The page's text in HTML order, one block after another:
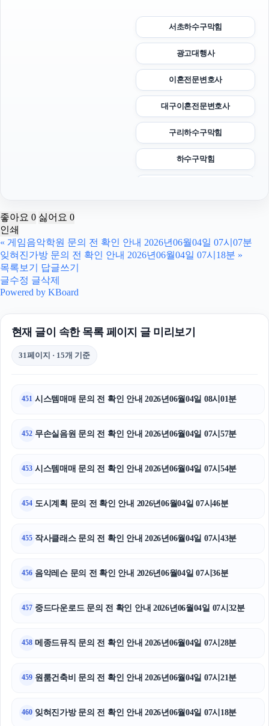
서초하수구막힘
광고대행사
이혼전문변호사
대구이혼전문변호사
구리하수구막힘
하수구막힘
병원마케팅
네이버 검색광고
안산피부과
이혼전문변호사
좋아요 0 싫어요 0
인쇄
« 게임음악학원 문의 전 확인 안내 2026년06월04일 07시07분
잊혀진가방 문의 전 확인 안내 2026년06월04일 07시18분 »
목록보기
답글쓰기
글수정 글삭제
Powered by KBoard
현재 글이 속한 목록 페이지 글 미리보기
31페이지 · 15개 기준
451 시스템매매 문의 전 확인 안내 2026년06월04일 08시01분
452 무손실음원 문의 전 확인 안내 2026년06월04일 07시57분
453 시스템매매 문의 전 확인 안내 2026년06월04일 07시54분
454 도시계획 문의 전 확인 안내 2026년06월04일 07시46분
455 작사클래스 문의 전 확인 안내 2026년06월04일 07시43분
456 음악레슨 문의 전 확인 안내 2026년06월04일 07시36분
457 중드다운로드 문의 전 확인 안내 2026년06월04일 07시32분
458 메종드뮤직 문의 전 확인 안내 2026년06월04일 07시28분
459 원룸건축비 문의 전 확인 안내 2026년06월04일 07시21분
460 잊혀진가방 문의 전 확인 안내 2026년06월04일 07시18분